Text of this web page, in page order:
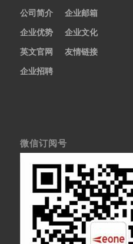
公司简介
企业邮箱
企业优势
企业文化
英文官网
友情链接
企业招聘
微信订阅号